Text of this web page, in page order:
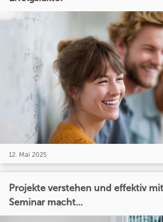
12. Mai 2025
Projekte verstehen und effektiv
Seminar macht...